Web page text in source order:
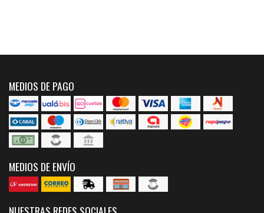
MEDIOS DE PAGO
MEDIOS DE ENVÍO